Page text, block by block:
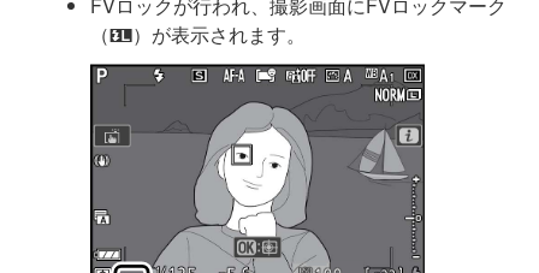
（ r ）が表示されます。